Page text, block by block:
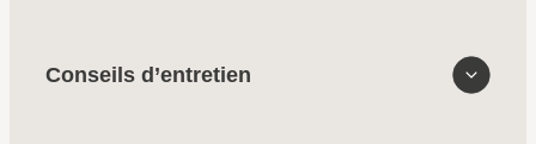
Conseils d’entretien